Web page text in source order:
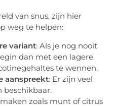
van snus, zijn hier
weg te helpen:
variant: Als je nog nooit
dan met een lagere
te wennen.
aanspreekt: Er zijn veel
beschikbaar.
zoals munt of citrus